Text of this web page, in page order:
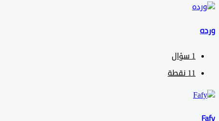
سؤال
نقطة